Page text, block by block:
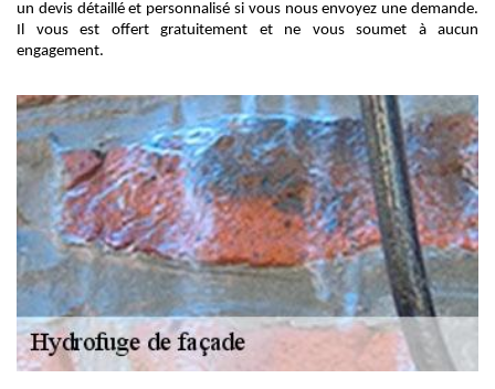
un devis détaillé et personnalisé si vous nous envoyez une demande.
Il vous est offert gratuitement et ne vous soumet à aucun
engagement.